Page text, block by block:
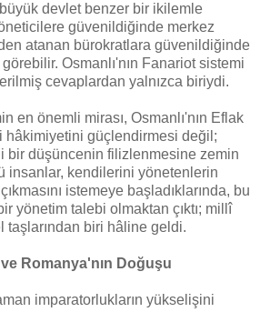
devlet benzer bir ikilemle
güvenildiğinde merkez
atanan bürokratlara güvenildiğinde
Osmanlı'nın Fanariot sistemi
cevaplardan yalnızca biriydi.
en önemli mirası, Osmanlı'nın Eflak
hâkimiyetini güçlendirmesi değil;
bir düşüncenin filizlenmesine zemin
insanlar, kendilerini yönetenlerin
istemeye başladıklarında, bu
yönetim talebi olmaktan çıktı; millî
taşlarından biri hâline geldi.
Romanya'nın Doğuşu
imparatorlukların yükselişini